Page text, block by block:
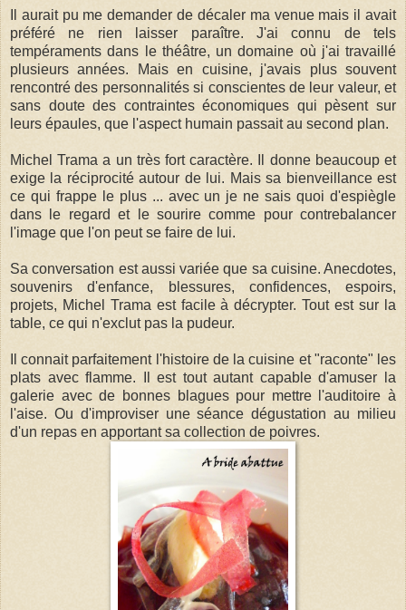
Il aurait pu me demander de décaler ma venue mais il avait
préféré ne rien laisser paraître. J'ai connu de tels
tempéraments dans le théâtre, un domaine où j'ai travaillé
plusieurs années. Mais en cuisine, j'avais plus souvent
rencontré des personnalités si conscientes de leur valeur, et
sans doute des contraintes économiques qui pèsent sur
leurs épaules, que l'aspect humain passait au second plan.
Michel Trama a un très fort caractère. Il donne beaucoup et
exige la réciprocité autour de lui. Mais sa bienveillance est
ce qui frappe le plus ... avec un je ne sais quoi d'espiègle
dans le regard et le sourire comme pour contrebalancer
l'image que l'on peut se faire de lui.
Sa conversation est aussi variée que sa cuisine. Anecdotes,
souvenirs d'enfance, blessures, confidences, espoirs,
projets, Michel Trama est facile à décrypter. Tout est sur la
table, ce qui n'exclut pas la pudeur.
Il connait parfaitement l'histoire de la cuisine et "raconte" les
plats avec flamme. Il est tout autant capable d'amuser la
galerie avec de bonnes blagues pour mettre l'auditoire à
l'aise. Ou d'improviser une séance dégustation au milieu
d'un repas en apportant sa collection de poivres.